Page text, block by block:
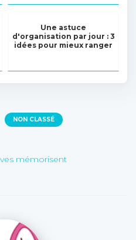
Une astuce
d'organisation par jour : 3
idées pour mieux ranger
NON CLASSÉ
mémorisent